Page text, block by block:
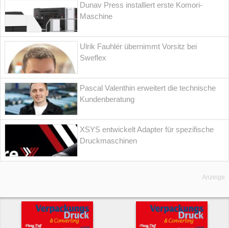
Dunav Press installiert erste Komori-
Maschine
Ulrik Fauhlér übernimmt Vorsitz bei
Sweflex
Pascal Valenthin erweitert die technische
Kundenberatung
XSYS entwickelt Adapter für spezifische
Druckmaschinen
Anzeige